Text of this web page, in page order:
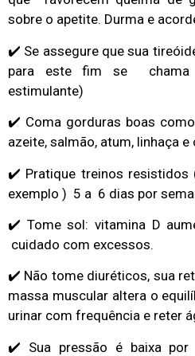
sobre o apetite. Durma e
✔️ Se assegure que sua
para este fim se chama
estimulante)
✔️ Coma gorduras boas
azeite, salmão, atum, linhaça
✔️ Pratique treinos resistidos
exemplo ) 5 a 6 dias por
✔️ Tome sol: vitamina D
cuidado com excessos.
✔️ Não tome diuréticos, sua
massa muscular altera o
urinar com frequência e reter
✔️ Sua pressão é baixa por